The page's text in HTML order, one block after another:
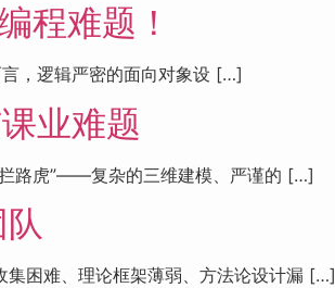
程难题！
，逻辑严密的面向对象设 […]
业难题
拦路虎”——复杂的三维建模、严谨的 […]
集困难、理论框架薄弱、方法论设计漏 […]